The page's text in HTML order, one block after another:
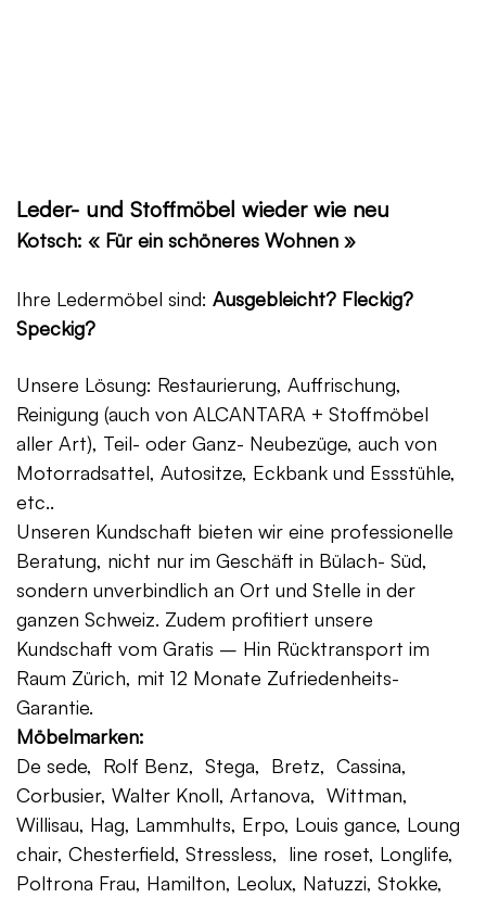
Leder- und Stoffmöbel wieder wie neu
Kotsch: « Für ein schöneres Wohnen »
Ihre Ledermöbel sind: Ausgebleicht? Fleckig?
Speckig?
Unsere Lösung: Restaurierung, Auffrischung,
Reinigung (auch von ALCANTARA + Stoffmöbel
aller Art), Teil- oder Ganz- Neubezüge, auch von
Motorradsattel, Autositze, Eckbank und Essstühle,
etc..
Unseren Kundschaft bieten wir eine professionelle
Beratung, nicht nur im Geschäft in Bülach- Süd,
sondern unverbindlich an Ort und Stelle in der
ganzen Schweiz. Zudem profitiert unsere
Kundschaft vom Gratis – Hin Rücktransport im
Raum Zürich, mit 12 Monate Zufriedenheits-
Garantie.
Möbelmarken:
De sede, Rolf Benz, Stega, Bretz, Cassina,
Corbusier, Walter Knoll, Artanova, Wittman,
Willisau, Hag, Lammhults, Erpo, Louis gance, Loung
chair, Chesterfield, Stressless, line roset, Longlife,
Poltrona Frau, Hamilton, Leolux, Natuzzi, Stokke,